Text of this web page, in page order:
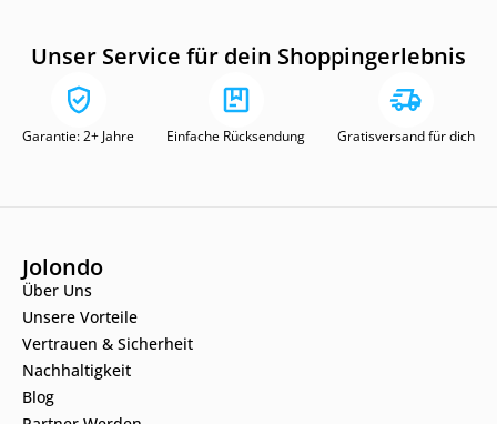
Unser Service für dein Shoppingerlebnis
Garantie: 2+ Jahre Einfache Rücksendung Gratisversand für dich
Jolondo
Über Uns
Unsere Vorteile
Vertrauen & Sicherheit
Nachhaltigkeit
Blog